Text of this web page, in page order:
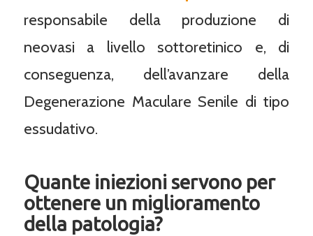
responsabile della produzione di
neovasi a livello sottoretinico e, di
conseguenza, dell’avanzare della
Degenerazione Maculare Senile di tipo
essudativo.
Quante iniezioni servono per
ottenere un miglioramento
della patologia?